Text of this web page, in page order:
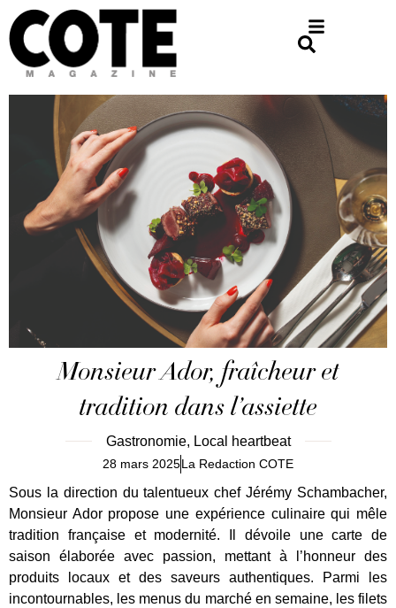
Monsieur Ador, fraîcheur et
tradition dans l’assiette
Gastronomie, Local heartbeat
28 mars 2025La Redaction COTE
Sous la direction du talentueux chef Jérémy Schambacher,
Monsieur Ador propose une expérience culinaire qui mêle
tradition française et modernité. Il dévoile une carte de
saison élaborée avec passion, mettant à l’honneur des
produits locaux et des saveurs authentiques. Parmi les
incontournables, les menus du marché en semaine, les filets